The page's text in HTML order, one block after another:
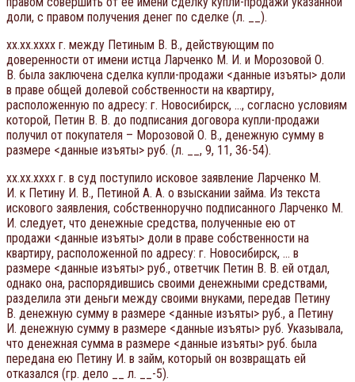
доли, с правом получения денег по сделке (л. __).
xx.xx.xxxx г. между Петиным В. В., действующим по
доверенности от имени истца Ларченко М. И. и Морозовой О.
В. была заключена сделка купли-продажи <данные изъяты> доли
в праве общей долевой собственности на квартиру,
расположенную по адресу: г. Новосибирск, …, согласно условиям
которой, Петин В. В. до подписания договора купли-продажи
получил от покупателя – Морозовой О. В., денежную сумму в
размере <данные изъяты> руб. (л. __, 9, 11, 36-54).
xx.xx.xxxx г. в суд поступило исковое заявление Ларченко М.
И. к Петину И. В., Петиной А. А. о взыскании займа. Из текста
искового заявления, собственноручно подписанного Ларченко М.
И. следует, что денежные средства, полученные ею от
продажи <данные изъяты> доли в праве собственности на
квартиру, расположенной по адресу: г. Новосибирск, … в
размере <данные изъяты> руб., ответчик Петин В. В. ей отдал,
однако она, распорядившись своими денежными средствами,
разделила эти деньги между своими внуками, передав Петину
В. денежную сумму в размере <данные изъяты> руб., а Петину
И. денежную сумму в размере <данные изъяты> руб. Указывала,
что денежная сумма в размере <данные изъяты> руб. была
передана ею Петину И. в займ, который он возвращать ей
отказался (гр. дело __ л. __-5).